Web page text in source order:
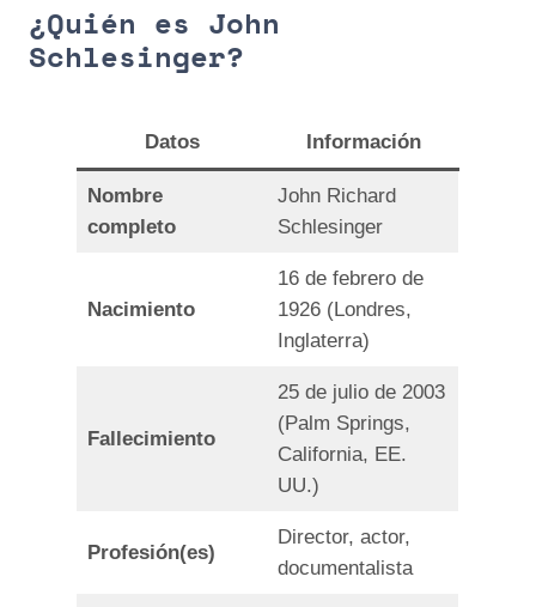
¿Quién es John
Schlesinger?
Datos Información
Nombre
completo
John Richard
Schlesinger
Nacimiento
16 de febrero de
1926 (Londres,
Inglaterra)
Fallecimiento
25 de julio de 2003
(Palm Springs,
California, EE.
UU.)
Profesión(es)
Director, actor,
documentalista